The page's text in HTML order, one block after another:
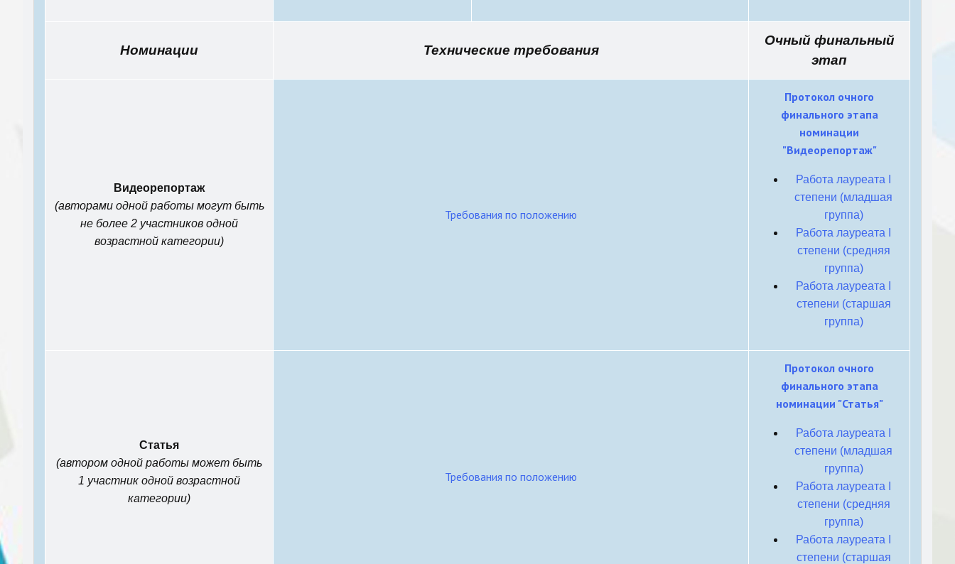
Номинации Технические требования
Очный финальный
этап
Видеорепортаж
(авторами одной работы могут быть
не более 2 участников одной
возрастной категории)
Требования по положению
Протокол очного
финального этапа
номинации
"Видеорепортаж"
Работа лауреата I
степени (младшая
группа)
Работа лауреата I
степени (средняя
группа)
Работа лауреата I
степени (старшая
группа)
Статья
(автором одной работы может быть
1 участник одной возрастной
категории)
Требования по положению
Протокол очного
финального этапа
номинации "Статья"
Работа лауреата I
степени (младшая
группа)
Работа лауреата I
степени (средняя
группа)
Работа лауреата I
степени (старшая